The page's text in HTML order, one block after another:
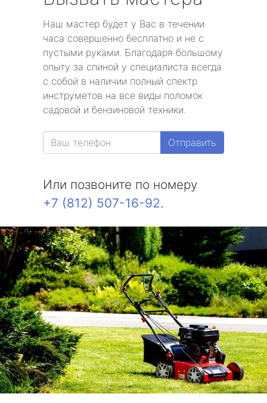
Наш мастер будет у Вас в течении
часа совершенно бесплатно и не с
пустыми руками. Благодаря большому
опыту за спиной у специалиста всегда
с собой в наличии полный спектр
инструметов на все виды поломок
садовой и бензиновой техники.
Отправить
Или позвоните по номеру
+7 (812) 507-16-92.